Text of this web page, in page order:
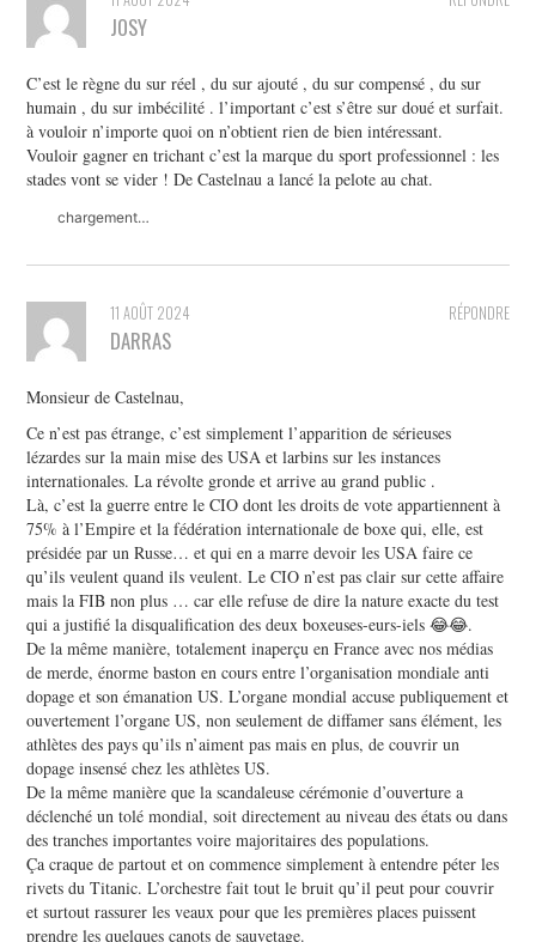
JOSY
C’est le règne du sur réel , du sur ajouté , du sur compensé , du sur
humain , du sur imbécilité . l’important c’est s’être sur doué et surfait.
à vouloir n’importe quoi on n’obtient rien de bien intéressant.
Vouloir gagner en trichant c’est la marque du sport professionnel : les
stades vont se vider ! De Castelnau a lancé la pelote au chat.
chargement…
RÉPONDRE
11 AOÛT 2024
DARRAS
Monsieur de Castelnau,
Ce n’est pas étrange, c’est simplement l’apparition de sérieuses
lézardes sur la main mise des USA et larbins sur les instances
internationales. La révolte gronde et arrive au grand public .
Là, c’est la guerre entre le CIO dont les droits de vote appartiennent à
75% à l’Empire et la fédération internationale de boxe qui, elle, est
présidée par un Russe… et qui en a marre devoir les USA faire ce
qu’ils veulent quand ils veulent. Le CIO n’est pas clair sur cette affaire
mais la FIB non plus … car elle refuse de dire la nature exacte du test
qui a justifié la disqualification des deux boxeuses-eurs-iels 😂😂.
De la même manière, totalement inaperçu en France avec nos médias
de merde, énorme baston en cours entre l’organisation mondiale anti
dopage et son émanation US. L’organe mondial accuse publiquement et
ouvertement l’organe US, non seulement de diffamer sans élément, les
athlètes des pays qu’ils n’aiment pas mais en plus, de couvrir un
dopage insensé chez les athlètes US.
De la même manière que la scandaleuse cérémonie d’ouverture a
déclenché un tolé mondial, soit directement au niveau des états ou dans
des tranches importantes voire majoritaires des populations.
Ça craque de partout et on commence simplement à entendre péter les
rivets du Titanic. L’orchestre fait tout le bruit qu’il peut pour couvrir
et surtout rassurer les veaux pour que les premières places puissent
prendre les quelques canots de sauvetage.